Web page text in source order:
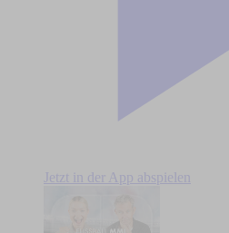
Jetzt in der App abspielen